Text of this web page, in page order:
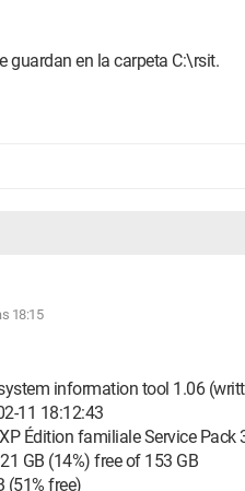
guardan en la carpeta C:\rsit.
18:15
information tool 1.06
11 18:12:43
Édition familiale Service Pack
GB (14%) free of 153 GB
(51% free)